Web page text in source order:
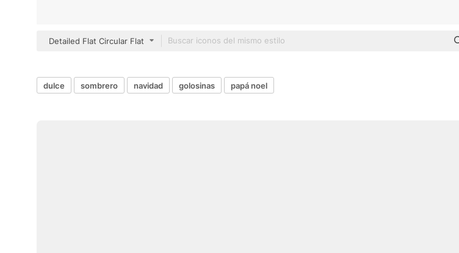
Detailed Flat Circular Flat
dulce sombrero navidad golosinas papá noel